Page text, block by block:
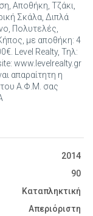
Αποθήκη, Τζάκι,
Σκάλα, Διπλά
Πολυτελές,
με αποθήκη: 4
Level Realty, Τηλ:
www.levelrealty.gr
απαραίτητη η
του Α.Φ.Μ. σας
2014
90
Καταπληκτική
Απεριόριστη